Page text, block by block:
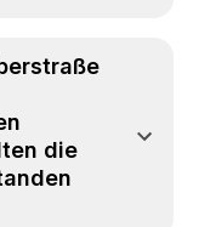
die